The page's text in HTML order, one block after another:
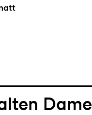
Dame